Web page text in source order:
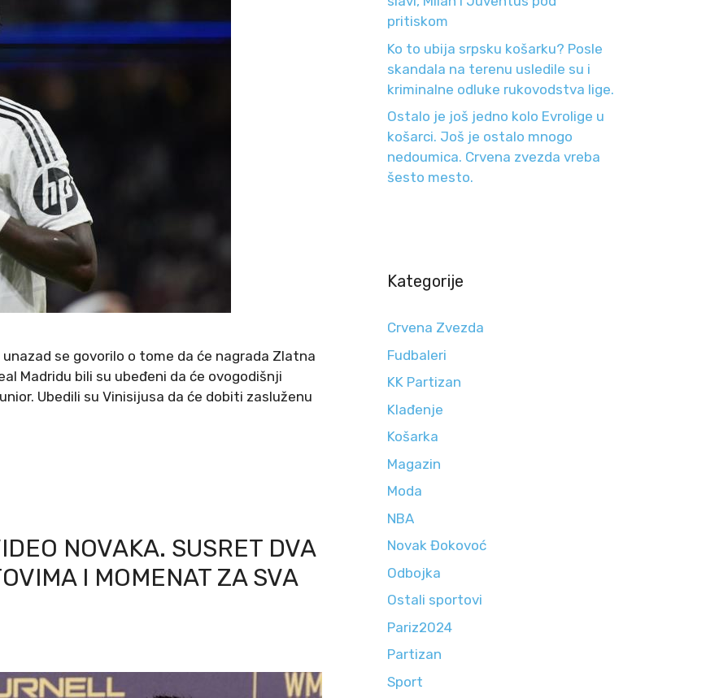
se govorilo o tome da će nagrada Zlatna
Madridu bili su ubeđeni da će ovogodišnji
Ubedili su Vinisijusa da će dobiti zasluženu
NOVAKA. SUSRET DVA
I MOMENAT ZA SVA
pritiskom
Ko to ubija srpsku košarku? Posle
skandala na terenu usledile su i
kriminalne odluke rukovodstva lige.
Ostalo je još jedno kolo Evrolige u
košarci. Još je ostalo mnogo
nedoumica. Crvena zvezda vreba
šesto mesto.
Kategorije
Crvena Zvezda
Fudbaleri
KK Partizan
Klađenje
Košarka
Magazin
Moda
NBA
Novak Đokovoć
Odbojka
Ostali sportovi
Pariz2024
Partizan
Sport